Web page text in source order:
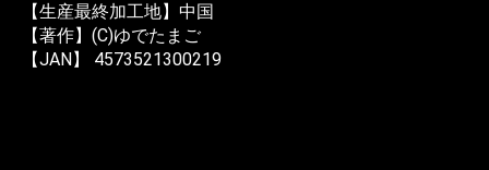
【生産最終加工地】中国
【著作】(C)ゆでたまご
【JAN】 4573521300219